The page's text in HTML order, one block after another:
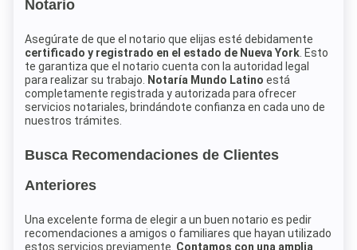
Notario
Asegúrate de que el notario que elijas esté debidamente
certificado y registrado en el estado de Nueva York. Esto
te garantiza que el notario cuenta con la autoridad legal
para realizar su trabajo. Notaría Mundo Latino está
completamente registrada y autorizada para ofrecer
servicios notariales, brindándote confianza en cada uno de
nuestros trámites.
Busca Recomendaciones de Clientes
Anteriores
Una excelente forma de elegir a un buen notario es pedir
recomendaciones a amigos o familiares que hayan utilizado
estos servicios previamente. Contamos con una amplia